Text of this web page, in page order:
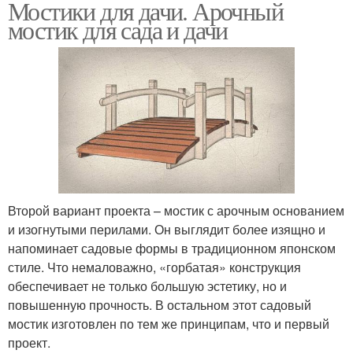
Мостики для дачи. Арочный
мостик для сада и дачи
Второй вариант проекта – мостик с арочным основанием
и изогнутыми перилами. Он выглядит более изящно и
напоминает садовые формы в традиционном японском
стиле. Что немаловажно, «горбатая» конструкция
обеспечивает не только большую эстетику, но и
повышенную прочность. В остальном этот садовый
мостик изготовлен по тем же принципам, что и первый
проект.